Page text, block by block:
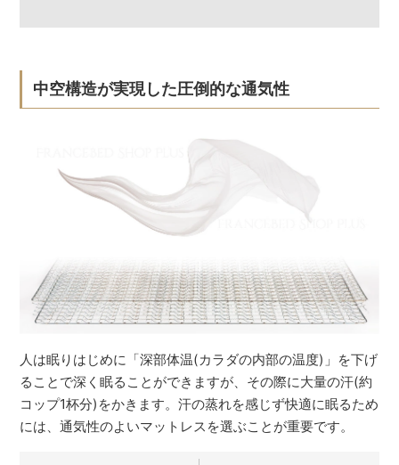
中空構造が実現した圧倒的な通気性
人は眠りはじめに「深部体温(カラダの内部の温度)」を下げ
ることで深く眠ることができますが、その際に大量の汗(約
コップ1杯分)をかきます。汗の蒸れを感じず快適に眠るため
には、通気性のよいマットレスを選ぶことが重要です。